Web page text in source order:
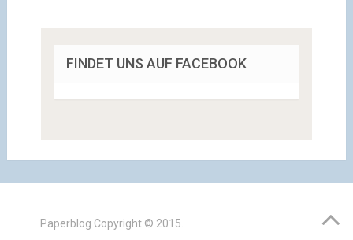
FINDET UNS AUF FACEBOOK
Paperblog Copyright © 2015.